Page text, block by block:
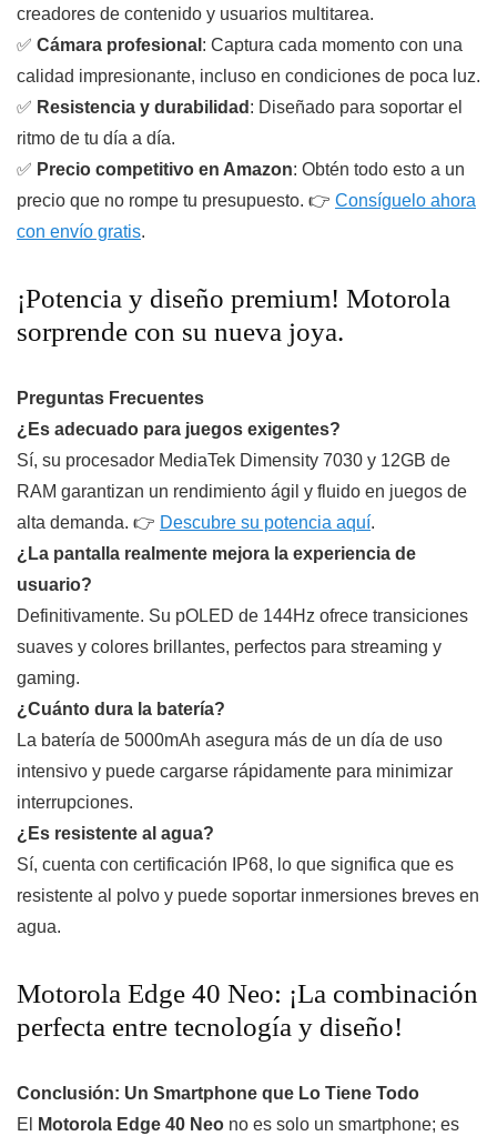
creadores de contenido y usuarios multitarea.
✅ Cámara profesional : Captura cada momento con una
calidad impresionante, incluso en condiciones de poca luz.
✅ Resistencia y durabilidad : Diseñado para soportar el
ritmo de tu día a día.
✅ Precio competitivo en Amazon: Obtén todo esto a un
precio que no rompe tu presupuesto. 👉 Consíguelo ahora
con envío gratis.
¡Potencia y diseño premium! Motorola
sorprende con su nueva joya.
Preguntas Frecuentes
¿Es adecuado para juegos exigentes?
Sí, su procesador MediaTek Dimensity 7030 y 12GB de
RAM garantizan un rendimiento ágil y fluido en juegos de
alta demanda. 👉 Descubre su potencia aquí.
¿La pantalla realmente mejora la experiencia de
usuario?
Definitivamente. Su pOLED de 144Hz ofrece transiciones
suaves y colores brillantes, perfectos para streaming y
gaming.
¿Cuánto dura la batería?
La batería de 5000mAh asegura más de un día de uso
intensivo y puede cargarse rápidamente para minimizar
interrupciones.
¿Es resistente al agua?
Sí, cuenta con certificación IP68, lo que significa que es
resistente al polvo y puede soportar inmersiones breves en
agua.
Motorola Edge 40 Neo: ¡La combinación
perfecta entre tecnología y diseño!
Conclusión: Un Smartphone que Lo Tiene Todo
El
Motorola Edge 40 Neo no es solo un smartphone; es